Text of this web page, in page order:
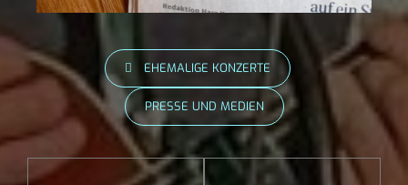
EHEMALIGE KONZERTE
PRESSE UND MEDIEN